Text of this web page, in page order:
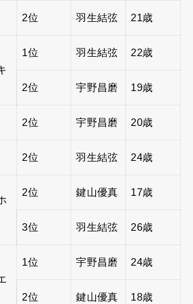
2位 羽生結弦 21歳
1位 羽生結弦 22歳
2位 宇野昌磨 19歳
2位 宇野昌磨 20歳
2位 羽生結弦 24歳
2位 鍵山優真 17歳
3位 羽生結弦 26歳
1位 宇野昌磨 24歳
2位 鍵山優真 18歳